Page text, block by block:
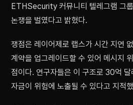
ETHSecurity 커뮤니티 텔레그램 그
논쟁을 벌였다고 밝혔다.
쟁점은 레이어제로 랩스가 시간 지연
계약을 업그레이드할 수 있어 메시지
점이다. 연구자들은 이 구조로 30억
자금이 위험에 노출될 수 있다고 지적